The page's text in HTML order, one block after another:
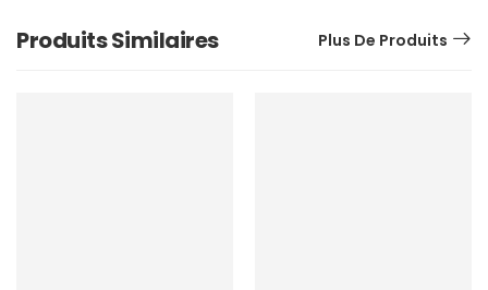
Produits Similaires Plus De Produits